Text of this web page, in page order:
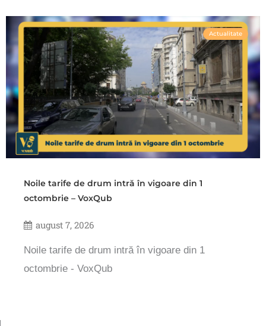
Actualitate
Noile tarife de drum intră în vigoare din 1
octombrie – VoxQub
august 7, 2026
Noile tarife de drum intră în vigoare din 1
octombrie - VoxQub